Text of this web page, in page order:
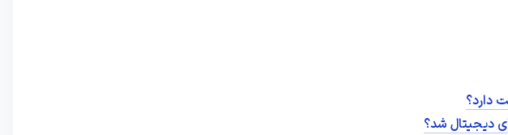
دارد؟
دیجیتال شد؟